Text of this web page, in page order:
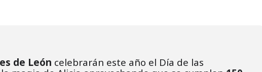
de León celebrarán este año el Día de las